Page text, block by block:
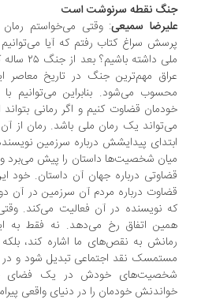
نقطه سرنوشت است
سمیعی: وقتی می‌خواستم رمان
سراغ کتاب رفتم که آیا می‌توانیم
ملی داشته ‌باشیم؟ بعد
می‌شود. بنابراین می‌توانیم با
قضاوت کنیم و اگر رمانی بتواند این
یک رمان ملی باشد. رمان از آن
پیدایشش درباره سرزمین نویسنده
شخصیت‌ها داستان را پیش می‌برد و در
درباره جهان آن داستان. خود این
درباره مردم آن سرزمین در آن دوران
نویسنده در آن فعالیت می‌کند. وقتی
اتفاق رخ می‌دهد. نه فقط به این
به نقص‌های ما اشاره کند، بلکه خود
نقد اجتماعی تبدیل شود و در نهایت
خودش در یک فضای خیالی
خودمان را در دنیای واقعی پیرامون